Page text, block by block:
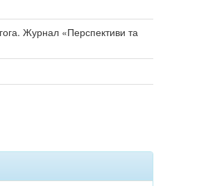
Журнал «Перспективи та